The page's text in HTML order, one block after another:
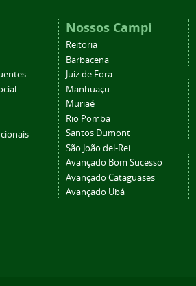
Nossos Campi
Reitoria
Barbacena
Juiz de Fora
Manhuaçu
Muriaé
Rio Pomba
Santos Dumont
São João del-Rei
Avançado Bom Sucesso
Avançado Cataguases
Avançado Ubá